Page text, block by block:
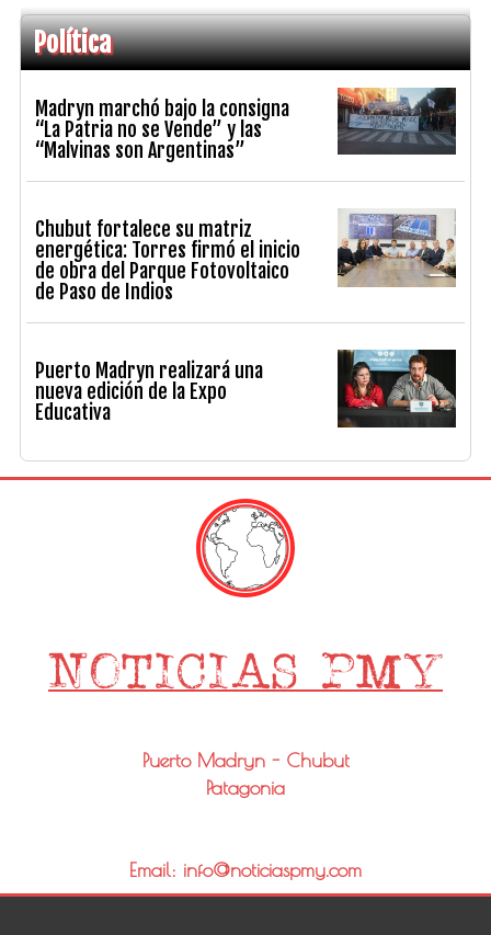
Política
Madryn marchó bajo la consigna
“La Patria no se Vende” y las
“Malvinas son Argentinas”
Chubut fortalece su matriz
energética: Torres firmó el inicio
de obra del Parque Fotovoltaico
de Paso de Indios
Puerto Madryn realizará una
nueva edición de la Expo
Educativa
Puerto Madryn - Chubut
Patagonia
Email: info@noticiaspmy.com